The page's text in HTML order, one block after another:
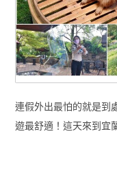
連假外出最怕的就是到
遊最舒適！這天來到宜